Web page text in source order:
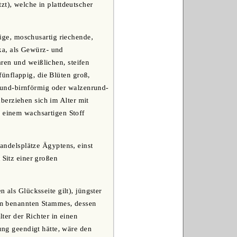
welche in plattdeutscher
moschusartig riechende,
als Gewürz- und
und weißlichen, steifen
die Blüten groß,
birnförmig oder walzenrund-
sich im Alter mit
wachsartigen Stoff
Ägyptens, einst
einer großen
als Glücksseite gilt), jüngster
Stammes, dessen
der Richter in einen
geendigt hätte, wäre den